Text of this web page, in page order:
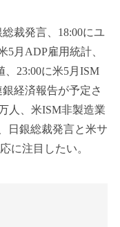
裁発言、18:00にユ
5月ADP雇用統計、
、23:00に米5月ISM
経済報告が予定さ
人、米ISM非製造業
日銀総裁発言と米サ
に注目したい。